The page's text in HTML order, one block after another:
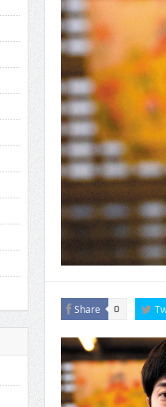
CINEMA×STYLE 286号
CINEMA×STYLE 285号
CINEMA×STYLE 294号
Share 0